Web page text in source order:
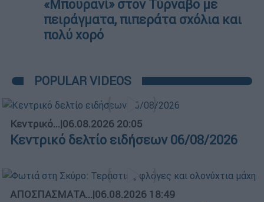
«Μπουρανί» στον Τύρναβο με
πειράγματα, πιπεράτα σχόλια και
πολύ χορό
POPULAR VIDEOS
Κεντρικό...|06.08.2026 20:05
Κεντρικό δελτίο ειδήσεων 06/08/2026
ΑΠΟΣΠΑΣΜΑΤΑ...|06.08.2026 18:49